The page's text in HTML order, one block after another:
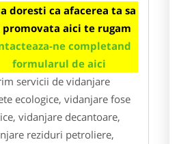
doresti ca afacerea ta sa
promovata aici te rugam
ne completand
formularul de aici
servicii de vidanjare
ecologice, vidanjare fose
vidanjare decantoare,
reziduri petroliere,